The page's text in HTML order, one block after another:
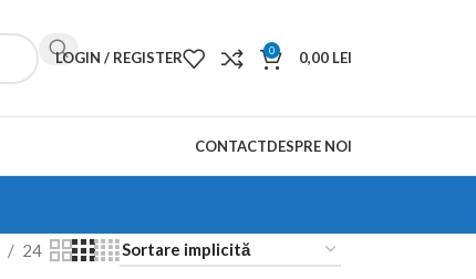
LOGIN / REGISTER 0 0,00 LEI
CONTACTDESPRE NOI
24